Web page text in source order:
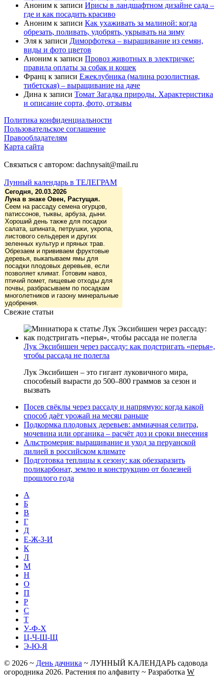
Аноним к записи Ирисы в ландшафтном дизайне сада –
где и как посадить красиво
Аноним к записи Как ухаживать за малиной: когда
обрезать, поливать, удобрять, укрывать на зиму
Эля к записи Диморфотека – выращивание из семян,
виды и фото цветов
Аноним к записи Провоз животных в электричке:
правила оплаты за собак и кошек
Франц к записи Ежеклубника (малина розолистная,
тибетская) – выращивание на даче
Дина к записи Томат Загадка природы. Характеристика
и описание сорта, фото, отзывы
Политика конфиденциальности
Пользовательское соглашение
Правообладателям
Карта сайта
Связаться с автором: dachnysait@mail.ru
Лунный календарь в ТЕЛЕГРАМ
Сегодня, 20.03.2026
Луна в знаке Овен, Растущая.
Сеем на рассаду семена огурцов,
патиссонов, тыквы, арбуза, дыни.
Хороший день также для посадки
салата, шпината, петрушки, укропа,
листового сельдерея и других
зеленных культур и пряных трав.
Обрезаем и прививаем фруктовые
деревья, выкапываем ямы для
посадки плодовых деревьев, если
позволяет климат. Готовим навоз,
птичий помет, пищевые отходы для
почвы, разбрасываем по посадкам
многолетников и газону минеральные
удобрения.
Свежие статьи
Лук Эксибишен через рассаду: как подстригать «перья»,
чтобы рассада не полегла
Лук Эксибишен – это гигант луковичного мира,
способный вырасти до 500–800 граммов за сезон и
вызвать
Посев свёклы через рассаду и напрямую: когда какой
способ даёт урожай на месяц раньше
Подкормка плодовых деревьев: аммиачная селитра,
мочевина или органика – расчёт доз и сроки внесения
Альстромерия: выращивание и уход за перуанской
лилией в российском климате
Подготовка теплицы к сезону: как обеззаразить
поликарбонат, землю и конструкцию от болезней
прошлого года
А
Б
В
Г
Д
Е-Ж-З-И
К
Л
М
Н
О
П
Р
С
Т
У-Ф-Х
Ц-Ч-Ш-Щ
Э-Ю-Я
© 2026 ~ День дачника ~ ЛУННЫЙ КАЛЕНДАРЬ садовода
огородника 2026. Растения по алфавиту ~ Разработка W